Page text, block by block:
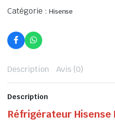
Catégorie : Hisense
Description Avis (0)
Description
Réfrigérateur Hisense